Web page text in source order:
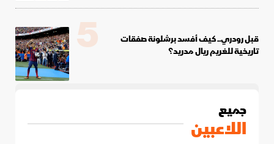
قبل رودري.. كيف أفسد برشلونة صفقات
تاريخية للغريم ريال مدريد؟
5
جميع
اللاعبين